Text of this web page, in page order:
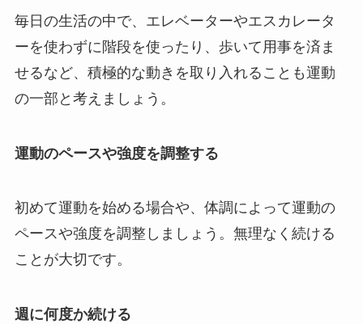
毎日の生活の中で、エレベーターやエスカレータ
ーを使わずに階段を使ったり、歩いて用事を済ま
せるなど、積極的な動きを取り入れることも運動
の一部と考えましょう。
運動のペースや強度を調整する
初めて運動を始める場合や、体調によって運動の
ペースや強度を調整しましょう。無理なく続ける
ことが大切です。
週に何度か続ける